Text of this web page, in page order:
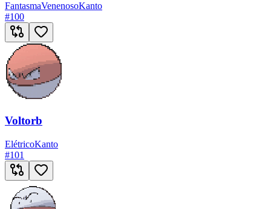
FantasmaVenenosoKanto
#100
Voltorb
ElétricoKanto
#101